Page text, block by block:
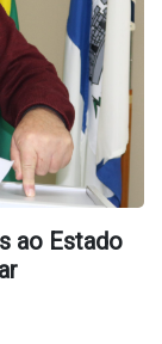
ao Estado